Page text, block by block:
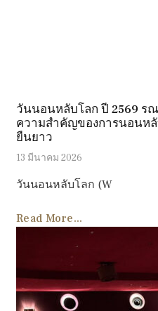
วันนอนหลับโลก ปี 2569 ร
ความสำคัญของการนอนห
ยืนยาว
13 มีนาคม 2026
วันนอนหลับโลก (W
Read More...